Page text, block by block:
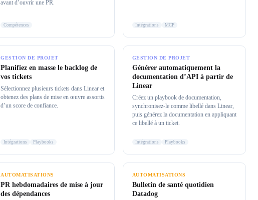
avant d’ouvrir une PR.
Compétences Intégrations MCP
GESTION DE PROJET
Planifiez en masse le backlog de
vos tickets
Sélectionnez plusieurs tickets dans Linear et
obtenez des plans de mise en œuvre assortis
d’un score de confiance.
Intégrations Playbooks
GESTION DE PROJET
Générer automatiquement la
documentation d’API à partir de
Linear
Créez un playbook de documentation,
synchronisez-le comme libellé dans Linear,
puis générez la documentation en appliquant
ce libellé à un ticket.
Intégrations Playbooks
AUTOMATISATIONS
PR hebdomadaires de mise à jour
des dépendances
AUTOMATISATIONS
Bulletin de santé quotidien
Datadog